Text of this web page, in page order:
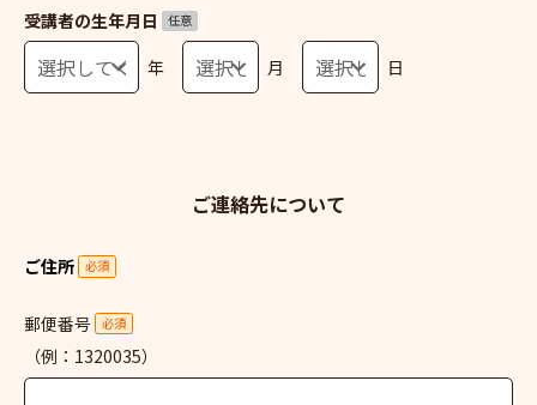
受講者の生年月日 任意
年 月 日
ご連絡先について
ご住所 必須
郵便番号 必須
（例：1320035）